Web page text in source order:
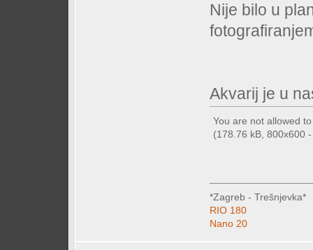
Nije bilo u
Akvarij je u
You are not allowed
(178.76 kB, 800x600
*Zagreb - Trešnjevka*
RIO 180
Nano 20